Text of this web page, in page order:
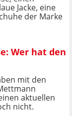
Jacke, eine
der Marke
Wer hat den
mit den
aktuellen
nicht.